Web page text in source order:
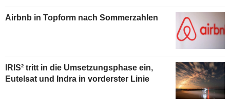
Airbnb in Topform nach Sommerzahlen
IRIS² tritt in die Umsetzungsphase ein,
Eutelsat und Indra in vorderster Linie